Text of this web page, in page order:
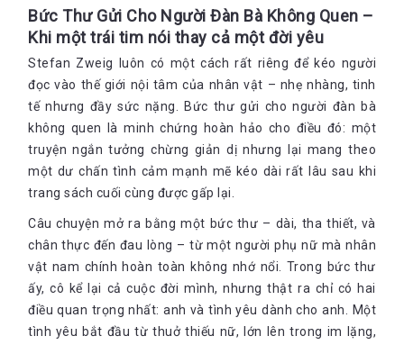
Bức Thư Gửi Cho Người Đàn Bà Không Quen –
Khi một trái tim nói thay cả một đời yêu
Stefan Zweig luôn có một cách rất riêng để kéo người
đọc vào thế giới nội tâm của nhân vật – nhẹ nhàng, tinh
tế nhưng đầy sức nặng. Bức thư gửi cho người đàn bà
không quen là minh chứng hoàn hảo cho điều đó: một
truyện ngắn tưởng chừng giản dị nhưng lại mang theo
một dư chấn tình cảm mạnh mẽ kéo dài rất lâu sau khi
trang sách cuối cùng được gấp lại.
Câu chuyện mở ra bằng một bức thư – dài, tha thiết, và
chân thực đến đau lòng – từ một người phụ nữ mà nhân
vật nam chính hoàn toàn không nhớ nổi. Trong bức thư
ấy, cô kể lại cả cuộc đời mình, nhưng thật ra chỉ có hai
điều quan trọng nhất: anh và tình yêu dành cho anh. Một
tình yêu bắt đầu từ thuở thiếu nữ, lớn lên trong im lặng,